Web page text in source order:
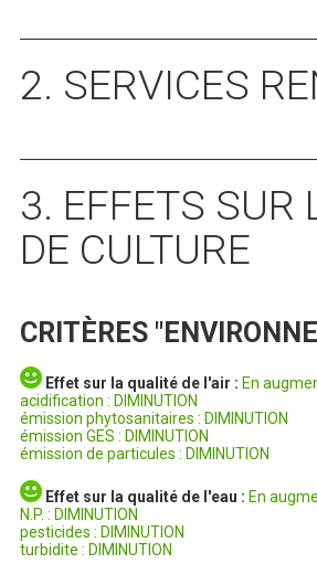
2. SERVICES
3. EFFETS SUR
DE CULTURE
CRITÈRES
Effet sur la qualité de l'air : En
acidification : DIMINUTION
émission phytosanitaires : DIMINUTION
émission GES : DIMINUTION
émission de particules : DIMINUTION
Effet sur la qualité de l'eau : En
N.P. : DIMINUTION
pesticides : DIMINUTION
turbidite : DIMINUTION